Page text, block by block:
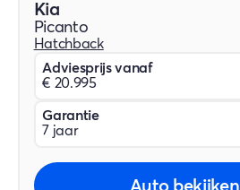
Kia
Picanto
Hatchback
Adviesprijs vanaf
€ 20.995
Garantie
7 jaar
Auto bekijken